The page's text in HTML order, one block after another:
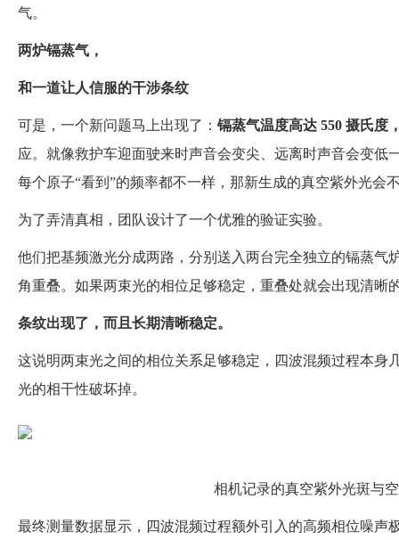
气。
两炉镉蒸气，
和一道让人信服的干涉条纹
可是，一个新问题马上出现了： 镉蒸气温度高达 550 摄氏度
应。就像救护车迎面驶来时声音会变尖、远离时声音会变低
每个原子“看到”的频率都不一样，那新生成的真空紫外光会
为了弄清真相，团队设计了一个优雅的验证实验。
他们把基频激光分成两路，分别送入两台完全独立的镉蒸气
角重叠。如果两束光的相位足够稳定，重叠处就会出现清
条纹出现了，而且长期清晰稳定。
这说明两束光之间的相位关系足够稳定，四波混频过程本身
光的相干性破坏掉。
相机记录的真空紫外光斑与
最终测量数据显示，四波混频过程额外引入的高频相位噪声